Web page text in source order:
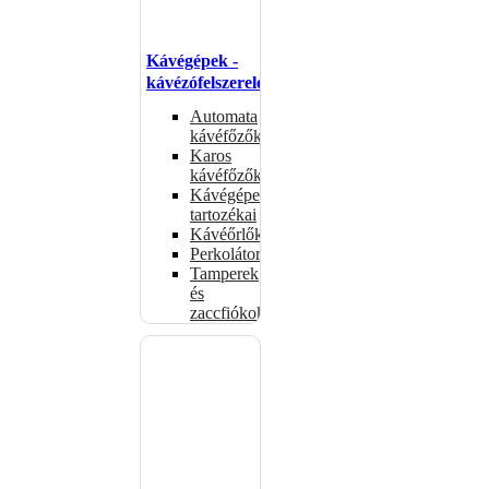
Kávégépek -
kávézófelszerelés
Automata
kávéfőzők
Karos
kávéfőzők
Kávégépek
tartozékai
Kávéőrlők
Perkolátorok
Tamperek
és
zaccfiókok